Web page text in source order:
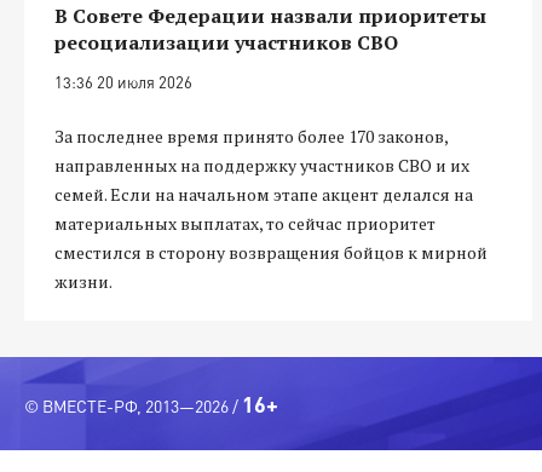
В Совете Федерации назвали приоритеты
ресоциализации участников СВО
13:36 20 июля 2026
За последнее время принято более 170 законов,
направленных на поддержку участников СВО и их
семей. Если на начальном этапе акцент делался на
материальных выплатах, то сейчас приоритет
сместился в сторону возвращения бойцов к мирной
жизни.
© ВМЕСТЕ-РФ, 2013—2026 / 16+